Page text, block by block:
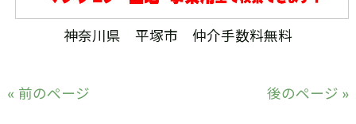
神奈川県 平塚市 仲介手数料無料
« 前のページ 後のページ »